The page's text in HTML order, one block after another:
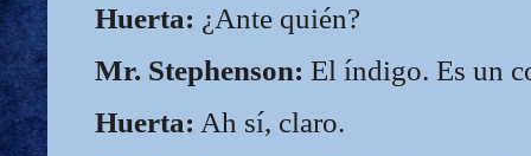
Huerta: ¿Ante quién?
Mr. Stephenson: El índigo. Es un
Huerta: Ah sí, claro.